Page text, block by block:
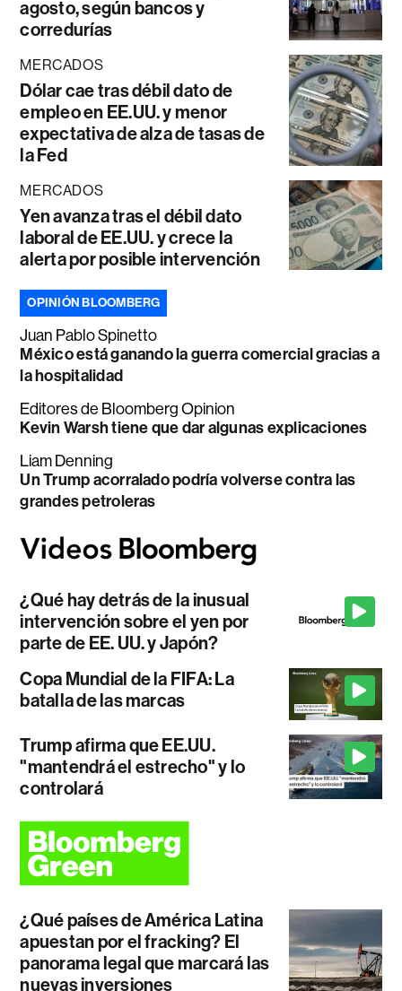
agosto, según bancos y
corredurías
MERCADOS
Dólar cae tras débil dato de
empleo en EE.UU. y menor
expectativa de alza de tasas de
la Fed
MERCADOS
Yen avanza tras el débil dato
laboral de EE.UU. y crece la
alerta por posible intervención
OPINIÓN BLOOMBERG
Juan Pablo Spinetto
México está ganando la guerra comercial gracias a
la hospitalidad
Editores de Bloomberg Opinion
Kevin Warsh tiene que dar algunas explicaciones
Liam Denning
Un Trump acorralado podría volverse contra las
grandes petroleras
¿Qué hay detrás de la inusual
intervención sobre el yen por
parte de EE. UU. y Japón?
Copa Mundial de la FIFA: La
batalla de las marcas
Trump afirma que EE.UU.
"mantendrá el estrecho" y lo
controlará
¿Qué países de América Latina
apuestan por el fracking? El
panorama legal que marcará las
nuevas inversiones